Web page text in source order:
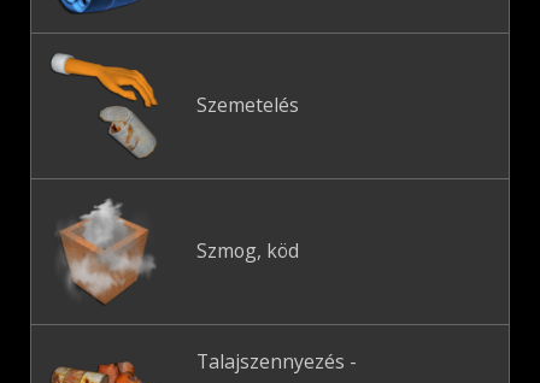
Szemetelés
Szmog, köd
Talajszennyezés -